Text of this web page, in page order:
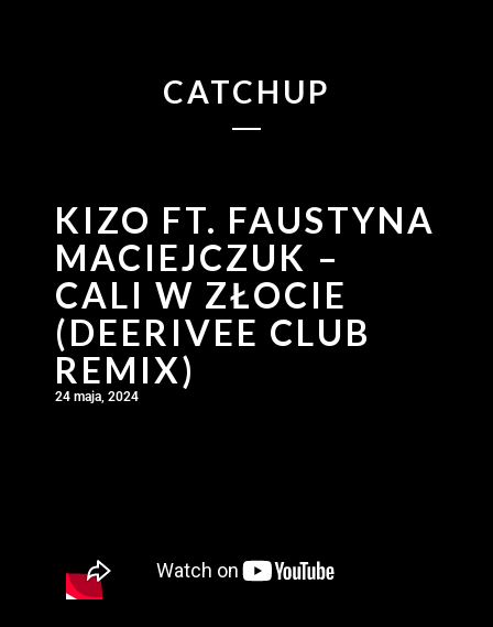
CATCHUP
KIZO FT. FAUSTYNA
MACIEJCZUK –
CALI W ZŁOCIE
(DEERIVEE CLUB
REMIX)
24 maja, 2024